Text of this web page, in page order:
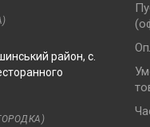
район, с.